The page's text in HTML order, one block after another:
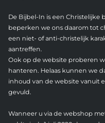
De Bijbel-In is een Christelijke
beperken we ons daarom tot
een niet- of anti-christelijk
aantreffen.
Ook op de website proberen
hanteren. Helaas kunnen we
inhoud van de website vanuit
gevuld.
Wanneer u via de webshop